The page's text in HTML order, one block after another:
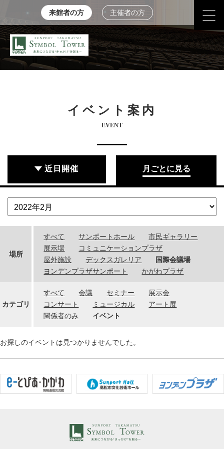
来館者の方 主催者の方
イベント案内
EVENT
近日開催 月ごとに見る
場所
すべて サンポートホール
市民ギャラリー
展示場
コミュニケーションプラザ
屋外施設
デックスガレリア
国際会議場
ヨンデンプラザサンポート
かがわプラザ
カテゴリ
すべて 会議 セミナー
展示会
コンサート
ミュージカル
アート展
関係者のみ
イベント
お探しのイベントは見つかりませんでした。